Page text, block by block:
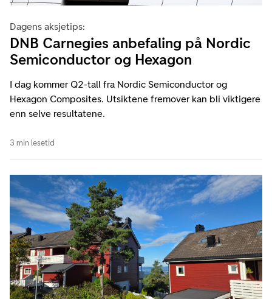
Dagens aksjetips:
DNB Carnegies anbefaling på Nordic
Semiconductor og Hexagon
I dag kommer Q2-tall fra Nordic Semiconductor og
Hexagon Composites. Utsiktene fremover kan bli viktigere
enn selve resultatene.
3 min lesetid